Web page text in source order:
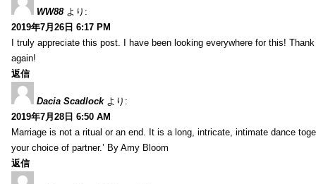
WW88 より:
2019年7月26日 6:17 PM
I truly appreciate this post. I have been looking everywhere for this!
again!
返信
Dacia Scadlock より:
2019年7月28日 6:50 AM
Marriage is not a ritual or an end. It is a long, intricate, intimate dance
your choice of partner.’ By Amy Bloom
返信